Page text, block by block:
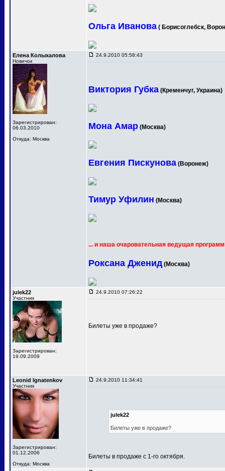
Ольга Иванова ( Борисоглебск,
Елена Колыхалова
Новичок
Зарегистрирован:
06.03.2010
Откуда: Москва
24.9.2010 05:58:43
Виктория Губка (Кременчуг, Украина)
Мона Амар (Москва)
Евгения Пискунова (Воронеж)
Тимур Уфилин (Москва)
... и наша очаровательная ведущая
Роксана Дженид (Москва)
julek22
Участник
Зарегистрирован:
19.09.2009
24.9.2010 07:26:22
Билеты уже в продаже?
Leonid Ignatenkov
Участник
Зарегистрирован:
01.12.2006
Откуда: Москва
24.9.2010 11:34:41
julek22
Билеты уже в продаже?
Билеты в продаже с 1-го октября.